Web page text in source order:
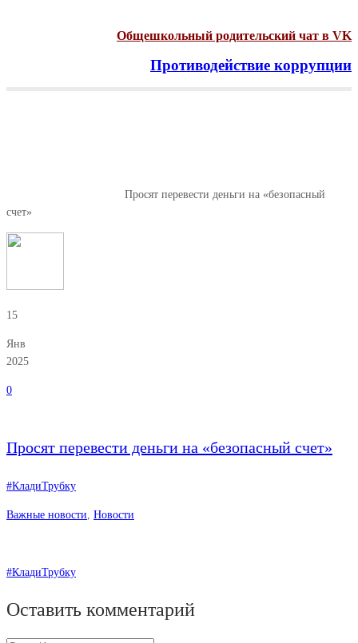
Общешкольный родительский чат в VK
Противодействие коррупции
Просят перевести деньги на «безопасный
счет»
15
Янв
2025
0
Просят перевести деньги на «безопасный счет»
#КладиТрубку
Важные новости Новости
#КладиТрубку
Оставить комментарий